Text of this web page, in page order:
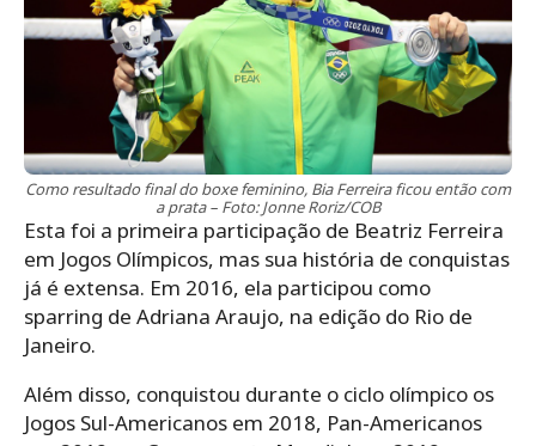
Como resultado final do boxe feminino, Bia Ferreira ficou então com
a prata – Foto: Jonne Roriz/COB
Esta foi a primeira participação de Beatriz Ferreira
em Jogos Olímpicos, mas sua história de conquistas
já é extensa. Em 2016, ela participou como
sparring de Adriana Araujo, na edição do Rio de
Janeiro.
Além disso, conquistou durante o ciclo olímpico os
Jogos Sul-Americanos em 2018, Pan-Americanos